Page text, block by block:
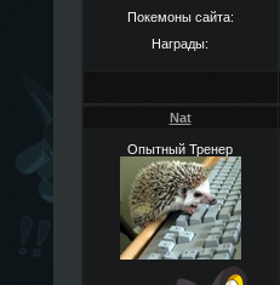
Покемоны сайта:
Награды:
Nat
Опытный Тренер